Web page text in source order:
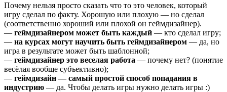
Почему нельзя просто сказать что то это человек, который
игру сделал по факту. Хорошую или плохую — но сделал
(соответственно хороший или плохой он геймдизайнер).
— геймдизайнером может быть каждый — кто сделал игру;
— на курсах могут научить быть геймдизайнером — да, но
игра в результате может быть шаблонной;
— геймдизайнер это веселая работа — почему нет? (понятие
весёлая вообще субъективно);
— геймдизайн — самый простой способ попадания в
индустрию — да. Чтобы делать игры нужно делать игры :)